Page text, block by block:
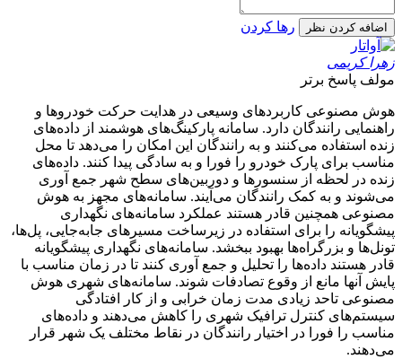
اضافه کردن نظر رها کردن
زهرا کریمی
مولف پاسخ برتر
هوش مصنوعی کاربردهای وسیعی در هدایت حرکت خودروها و
راهنمایی رانندگان دارد. سامانه‌ پارکینگ‌های هوشمند از داده‌های
زنده استفاده می‌کنند و به رانندگان این امکان را می‌دهد تا محل
مناسب برای پارک خودرو را فورا و به سادگی پیدا کنند. داده‌های
زنده در لحظه از سنسورها و دوربین‌های سطح شهر جمع آوری
می‌شوند و به کمک رانندگان می‌آیند. سامانه‌های مجهز به هوش
مصنوعی همچنین قادر هستند عملکرد سامانه‌های نگهداری
پیشگویانه را برای استفاده در زیرساخت مسیرهای جابه‌جایی، پل‌ها،
تونل‌ها و بزرگراه‌ها بهبود ببخشد. سامانه‌های نگهداری پیشگویانه
قادر هستند داده‌ها را تحلیل و جمع آوری کنند تا در زمان مناسب با
پایش آنها مانع از وقوع تصادفات شوند. سامانه‌های شهری هوش
مصنوعی تاحد زیادی مدت زمان خرابی و از کار افتادگی
سیستم‌های کنترل ترافیک شهری را کاهش می‌دهند و داده‌های
مناسب را فورا در اختیار رانندگان در نقاط مختلف یک شهر قرار
می‌دهند.